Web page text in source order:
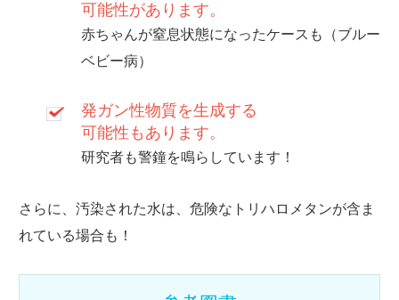
可能性があります。
赤ちゃんが窒息状態になったケースも（ブルー
ベビー病）
発ガン性物質を生成する
可能性もあります。
研究者も警鐘を鳴らしています！
さらに、汚染された水は、危険なトリハロメタンが含ま
れている場合も！